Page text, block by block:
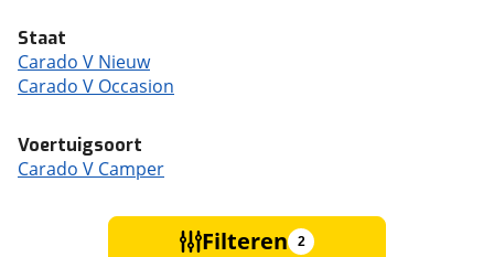
Staat
Carado V Nieuw
Carado V Occasion
Voertuigsoort
Carado V Camper
Filteren 2